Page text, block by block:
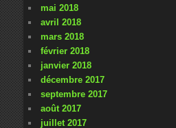
mai 2018
avril 2018
mars 2018
février 2018
janvier 2018
décembre 2017
septembre 2017
août 2017
juillet 2017